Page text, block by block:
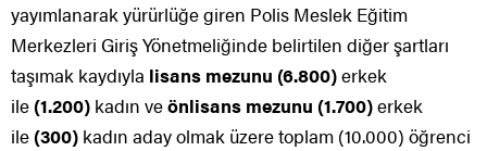
yayımlanarak yürürlüğe giren Polis Meslek Eğitim
Merkezleri Giriş Yönetmeliğinde belirtilen diğer şartları
taşımak kaydıyla lisans mezunu (6.800)erkek
ile (1.200) kadın veönlisans mezunu (1.700)erkek
ile (300) kadın aday olmak üzere toplam (10.000) öğrenci